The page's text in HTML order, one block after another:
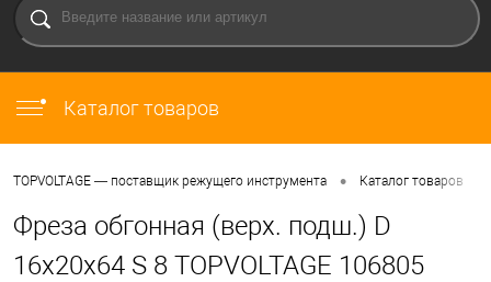
Каталог товаров
TOPVOLTAGE — поставщик режущего инструмента • Каталог товаров
Фреза обгонная (верх. подш.) D
16x20x64 S 8 TOPVOLTAGE 106805